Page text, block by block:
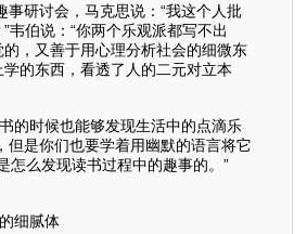
研讨会，马克思说：“我这个人批
伯说：“你两个乐观派都写不出
，又善于用心理分析社会的细微东
的东西，看透了人的二元对立本
的时候也能够发现生活中的点滴乐
是你们也要学着用幽默的语言将它
怎么发现读书过程中的趣事的。”
细腻体